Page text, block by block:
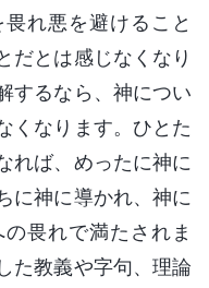
れ悪を避けること
だとは感じなくなり
するなら、神につい
くなります。ひとた
れば、めったに神に
に神に導かれ、神に
畏れで満たされま
た教義や字句、理論